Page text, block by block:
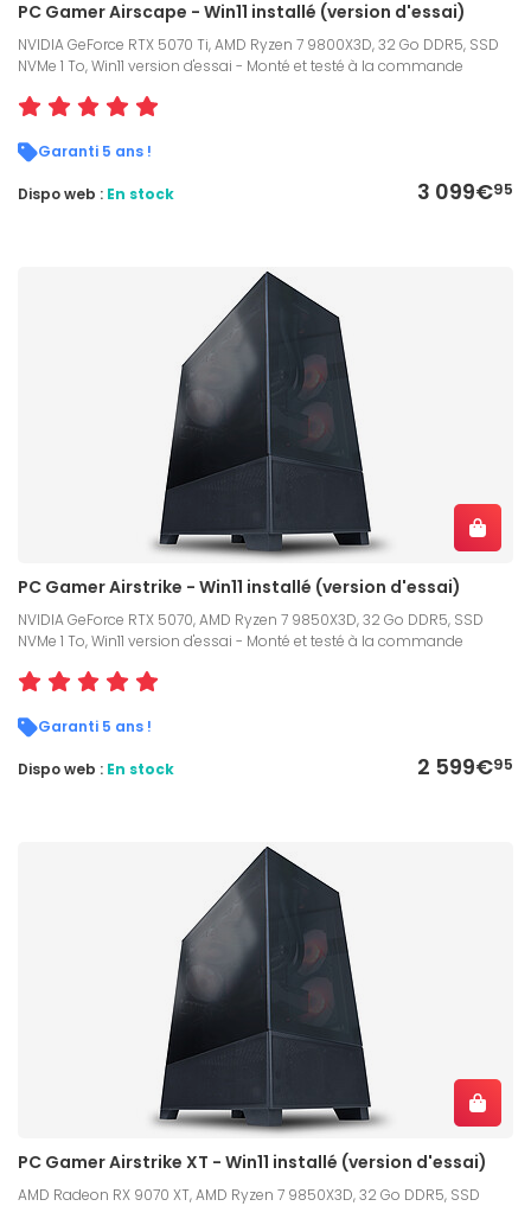
PC Gamer Airscape - Win11 installé (version d'essai)
NVIDIA GeForce RTX 5070 Ti, AMD Ryzen 7 9800X3D, 32 Go DDR5, SSD
NVMe 1 To, Win11 version d'essai - Monté et testé à la commande
Garanti 5 ans !
3 099€95
Dispo web : En stock
PC Gamer Airstrike - Win11 installé (version d'essai)
NVIDIA GeForce RTX 5070, AMD Ryzen 7 9850X3D, 32 Go DDR5, SSD
NVMe 1 To, Win11 version d'essai - Monté et testé à la commande
Garanti 5 ans !
2 599€95
Dispo web : En stock
PC Gamer Airstrike XT - Win11 installé (version d'essai)
AMD Radeon RX 9070 XT, AMD Ryzen 7 9850X3D, 32 Go DDR5, SSD